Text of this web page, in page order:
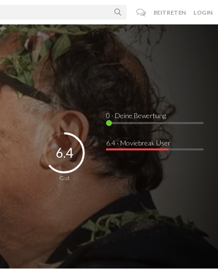
BEITRETEN LOGIN
Gut
6.4
0 · Deine Bewertung
6.4 · Moviebreak User